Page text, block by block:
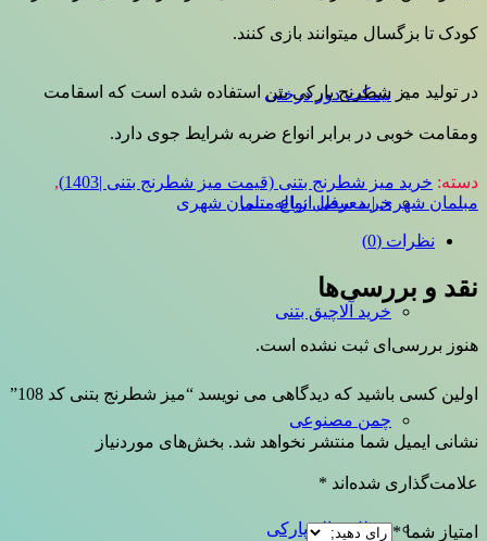
نیمکت دور درختی
خرید سطل زباله بتنی
خرید آلاچیق بتنی
چمن مصنوعی
سطل زباله پارکی
کودک تا بزگسال میتوانند بازی کنند.
در تولید میز شطرنج پارکی بتن استفاده شده است که اسقامت
ومقامت خوبی در برابر انواع ضربه شرایط جوی دارد.
دسته: خرید میز شطرنج بتنی (قیمت میز شطرنج بتنی |1403)
,
مبلمان شهری | معرفی انواع مبلمان شهری
نظرات (0)
نقد و بررسی‌ها
هنوز بررسی‌ای ثبت نشده است.
اولین کسی باشید که دیدگاهی می نویسد “میز شطرنج بتنی کد 108”
نشانی ایمیل شما منتشر نخواهد شد. بخش‌های موردنیاز
علامت‌گذاری شده‌اند *
امتیاز شما*